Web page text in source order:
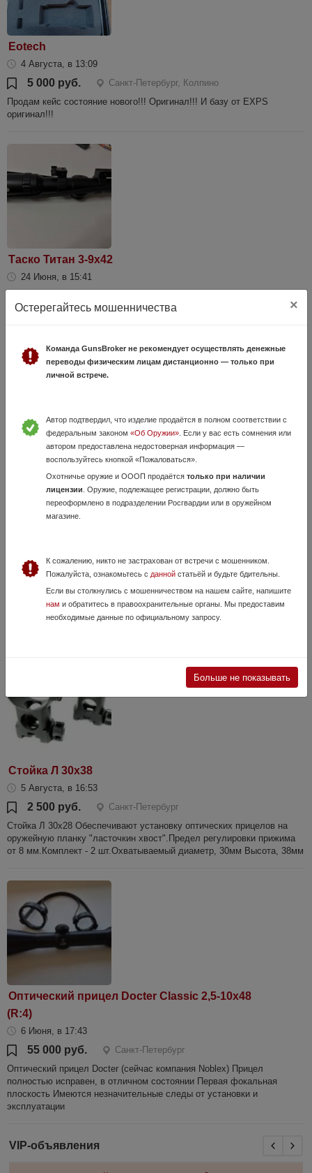
Eotech
4 Августа, в 13:09
5 000 руб.
Санкт-Петербург, Колпино
Продам кейс состояние нового!!! Оригинал!!! И базу от EXPS
оригинал!!!
Таско Титан 3-9x42
24 Июня, в 15:41
Прицел на поворотном кронштейне. Стоял на Browning BAR 2.
14 – 4,67 мм...
Тепловизионный прицел для охоты ATAK
ET23-35LRF с дальномером и балистическим
78 800 руб.
Санкт-Петербург
ATAK ET23-35LRF (3,7x, NETD<25mK) — охотничий тепловизор с
дальномером и балл. калькулятором для средних и дальних
дистанций. Прицел отличается высокой точностью наведения и
Стойка Л 30x38
5 Августа, в 16:53
2 500 руб.
Санкт-Петербург
Стойка Л 30x28 Обеспечивают установку оптических прицелов на
оружейную планку "ласточкин хвост".Предел регулировки прижима
от 8 мм.Комплект - 2 шт.Охватываемый диаметр, 30мм Высота, 38мм
Оптический прицел Docter Classic 2,5-10х48
(R:4)
6 Июня, в 17:43
55 000 руб.
Санкт-Петербург
Оптический прицел Docter (сейчас компания Noblex) Прицел
полностью исправен, в отличном состоянии Первая фокальная
плоскость Имеются незначительные следы от установки и
эксплуатации
Остерегайтесь мошенничества ×
Команда GunsBroker не рекомендует осуществлять денежные
переводы физическим лицам дистанционно — только при
личной встрече.
Автор подтвердил, что изделие продаётся в полном соответствии с
федеральным законом «Об Оружии». Если у вас есть сомнения или
автором предоставлена недостоверная информация —
воспользуйтесь кнопкой «Пожаловаться».
Охотничье оружие и ОООП продаётся только при наличии
лицензии . Оружие, подлежащее регистрации, должно быть
переоформлено в подразделении Росгвардии или в оружейном
магазине.
К сожалению, никто не застрахован от встречи с мошенником.
Пожалуйста, ознакомьтесь с даннойстатьёй и будьте бдительны.
Если вы столкнулись с мошенничеством на нашем сайте, напишите
нам и обратитесь в правоохранительные органы. Мы предоставим
необходимые данные по официальному запросу.
Больше не показывать
VIP-объявления